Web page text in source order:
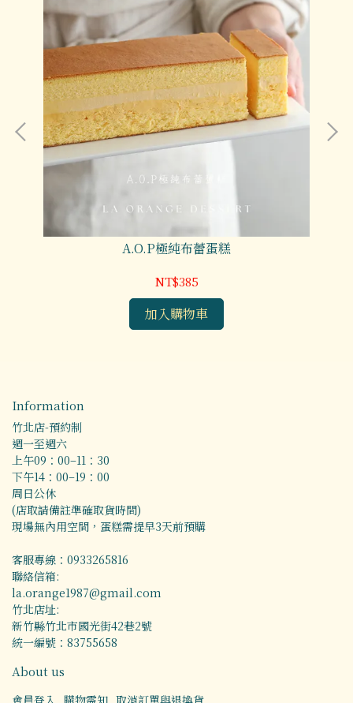
A.O.P極純布蕾蛋糕
NT$385
加入購物車
Information
竹北店-預約制
週一至週六
上午09：00–11：30
下午14：00–19：00
周日公休
(店取請備註準確取貨時間)
現場無內用空間，蛋糕需提早3天前預購
客服專線：0933265816
聯絡信箱:
la.orange1987@gmail.com
竹北店址:
新竹縣竹北市國光街42巷2號
統一編號：83755658
About us
會員登入 購物需知 取消訂單與退換貨